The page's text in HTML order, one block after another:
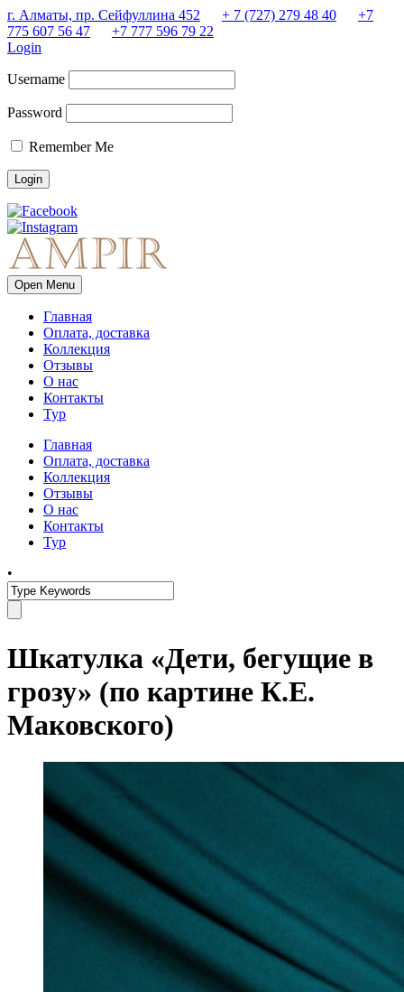
г. Алматы, пр. Сейфуллина 452 + 7 (727) 279 48 40
+7
775 607 56 47
+7 777 596 79 22
Login
Username
Password
Remember Me
Open Menu
Главная
Оплата, доставка
Коллекция
Отзывы
О нас
Контакты
Тур
Главная
Оплата, доставка
Коллекция
Отзывы
О нас
Контакты
Тур
•
Шкатулка «Дети, бегущие в
грозу» (по картине К.Е.
Маковского)